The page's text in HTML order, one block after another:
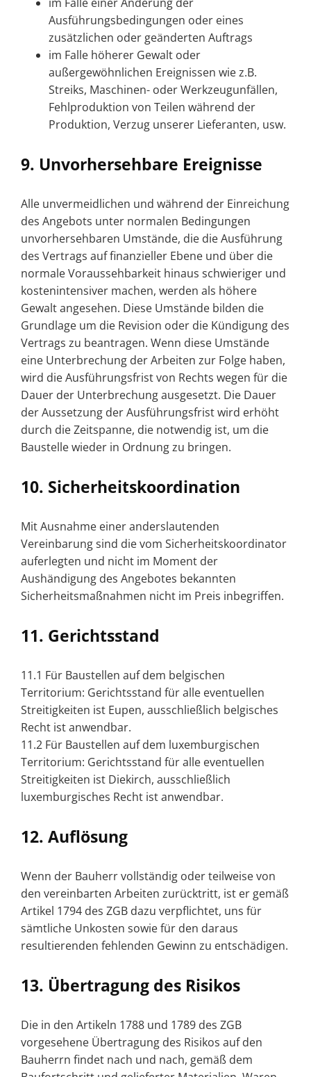
Kontakt
Fr
Ausführungsbedingungen oder eines
zusätzlichen oder geänderten Auftrags
im Falle höherer Gewalt oder
außergewöhnlichen Ereignissen wie z.B.
Streiks, Maschinen- oder Werkzeugunfällen,
Fehlproduktion von Teilen während der
Produktion, Verzug unserer Lieferanten, usw.
9. Unvorhersehbare Ereignisse
Alle unvermeidlichen und während der Einreichung
des Angebots unter normalen Bedingungen
unvorhersehbaren Umstände, die die Ausführung
des Vertrags auf finanzieller Ebene und über die
normale Voraussehbarkeit hinaus schwieriger und
kostenintensiver machen, werden als höhere
Gewalt angesehen. Diese Umstände bilden die
Grundlage um die Revision oder die Kündigung des
Vertrags zu beantragen. Wenn diese Umstände
eine Unterbrechung der Arbeiten zur Folge haben,
wird die Ausführungsfrist von Rechts wegen für die
Dauer der Unterbrechung ausgesetzt. Die Dauer
der Aussetzung der Ausführungsfrist wird erhöht
durch die Zeitspanne, die notwendig ist, um die
Baustelle wieder in Ordnung zu bringen.
10. Sicherheitskoordination
Mit Ausnahme einer anderslautenden
Vereinbarung sind die vom Sicherheitskoordinator
auferlegten und nicht im Moment der
Aushändigung des Angebotes bekannten
Sicherheitsmaßnahmen nicht im Preis inbegriffen.
11. Gerichtsstand
11.1 Für Baustellen auf dem belgischen
Territorium: Gerichtsstand für alle eventuellen
Streitigkeiten ist Eupen, ausschließlich belgisches
Recht ist anwendbar.
11.2 Für Baustellen auf dem luxemburgischen
Territorium: Gerichtsstand für alle eventuellen
Streitigkeiten ist Diekirch, ausschließlich
luxemburgisches Recht ist anwendbar.
12. Auflösung
Wenn der Bauherr vollständig oder teilweise von
den vereinbarten Arbeiten zurücktritt, ist er gemäß
Artikel 1794 des ZGB dazu verpflichtet, uns für
sämtliche Unkosten sowie für den daraus
resultierenden fehlenden Gewinn zu entschädigen.
13. Übertragung des Risikos
Die in den Artikeln 1788 und 1789 des ZGB
vorgesehene Übertragung des Risikos auf den
Bauherrn findet nach und nach, gemäß dem